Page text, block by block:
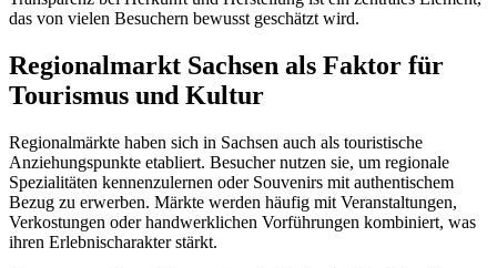
das von vielen Besuchern bewusst geschätzt wird.
Regionalmarkt Sachsen als Faktor für
Tourismus und Kultur
Regionalmärkte haben sich in Sachsen auch als touristische
Anziehungspunkte etabliert. Besucher nutzen sie, um regionale
Spezialitäten kennenzulernen oder Souvenirs mit authentischem
Bezug zu erwerben. Märkte werden häufig mit Veranstaltungen,
Verkostungen oder handwerklichen Vorführungen kombiniert, was
ihren Erlebnischarakter stärkt.